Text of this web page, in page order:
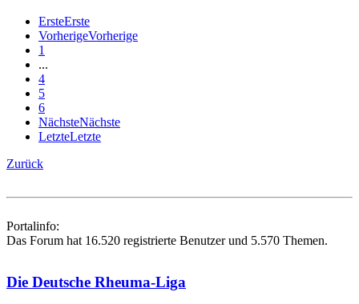
ErsteErste
VorherigeVorherige
1
...
4
5
6
NächsteNächste
LetzteLetzte
Zurück
Portalinfo:
Das Forum hat 16.520 registrierte Benutzer und 5.570 Themen.
Die Deutsche Rheuma-Liga